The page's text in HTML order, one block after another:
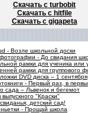
Скачать с turbobit
Скачать с hitfile
Скачать с gigapeta
- Возле школьной доски
- До свидания
рамки для ученика или
рамки для группового
DVD диска – 1 сентября
- Первый раз, в
сада – Львенок и бегемот
"Краски"
детский сад!
- Прощай школа